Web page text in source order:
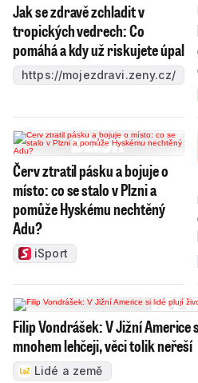
Jak se zdravě zchladit v
tropických vedrech: Co
pomáhá a kdy už riskujete úpal
https://mojezdravi.zeny.cz/
Červ ztratil pásku a bojuje o
místo: co se stalo v Plzni a
pomůže Hyskému nechtěný
Adu?
iSport
Filip Vondrášek: V Jižní Americe
mnohem lehčeji, věci tolik neřeší
Lidé a země